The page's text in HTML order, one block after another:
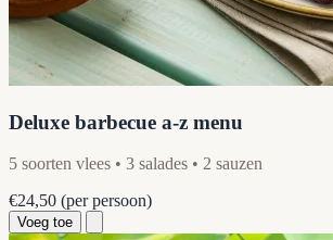
Deluxe barbecue a-z menu
5 soorten vlees • 3 salades • 2 sauzen
€24,50 (per persoon)
Voeg toe